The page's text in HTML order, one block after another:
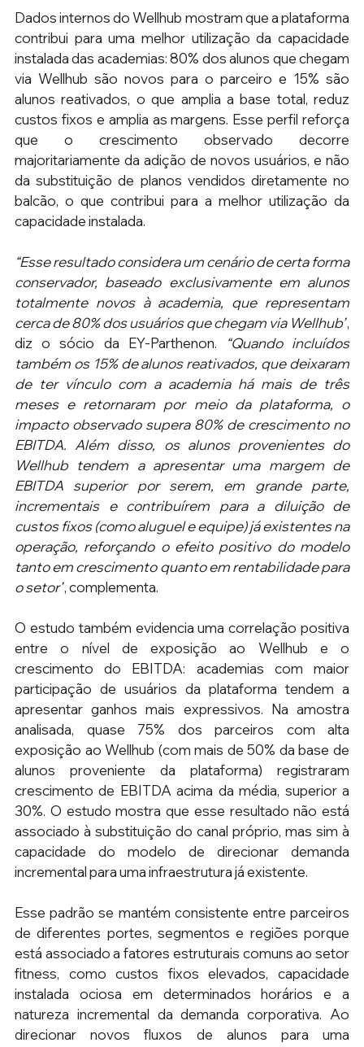
Dados internos do Wellhub mostram que a plataforma
contribui para uma melhor utilização da capacidade
instalada das academias: 80% dos alunos que chegam
via Wellhub são novos para o parceiro e 15% são
alunos reativados, o que amplia a base total, reduz
custos fixos e amplia as margens. Esse perfil reforça
que o crescimento observado decorre
majoritariamente da adição de novos usuários, e não
da substituição de planos vendidos diretamente no
balcão, o que contribui para a melhor utilização da
capacidade instalada.
“Esse resultado considera um cenário de certa forma
conservador, baseado exclusivamente em alunos
totalmente novos à academia, que representam
cerca de 80% dos usuários que chegam via Wellhub”,
diz o sócio da EY-Parthenon.
“Quando incluídos
também os 15% de alunos reativados, que deixaram
de ter vínculo com a academia há mais de três
meses e retornaram por meio da plataforma, o
impacto observado supera 80% de crescimento no
EBITDA. Além disso, os alunos provenientes do
Wellhub tendem a apresentar uma margem de
EBITDA superior por serem, em grande parte,
incrementais e contribuírem para a diluição de
custos fixos (como aluguel e equipe) já existentes na
operação, reforçando o efeito positivo do modelo
tanto em crescimento quanto em rentabilidade para
o setor”, complementa.
O estudo também evidencia uma correlação positiva
entre o nível de exposição ao Wellhub e o
crescimento do EBITDA: academias com maior
participação de usuários da plataforma tendem a
apresentar ganhos mais expressivos. Na amostra
analisada, quase 75% dos parceiros com alta
exposição ao Wellhub (com mais de 50% da base de
alunos proveniente da plataforma) registraram
crescimento de EBITDA acima da média, superior a
30%. O estudo mostra que esse resultado não está
associado à substituição do canal próprio, mas sim à
capacidade do modelo de direcionar demanda
incremental para uma infraestrutura já existente.
Esse padrão se mantém consistente entre parceiros
de diferentes portes, segmentos e regiões porque
está associado a fatores estruturais comuns ao setor
fitness, como custos fixos elevados, capacidade
instalada ociosa em determinados horários e a
natureza incremental da demanda corporativa. Ao
direcionar novos fluxos de alunos para uma